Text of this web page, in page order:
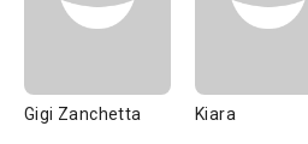
Gigi Zanchetta Kiara